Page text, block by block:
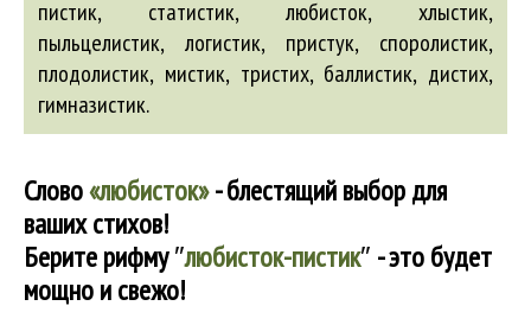
пистик, статистик, любисток, хлыстик,
пыльцелистик, логистик, пристук, споролистик,
плодолистик, мистик, тристих, баллистик, дистих,
гимназистик.
Слово«любисток»- блестящий выбор для
ваших стихов!
Берите рифму″любисток-пистик″ - это будет
мощно и свежо!